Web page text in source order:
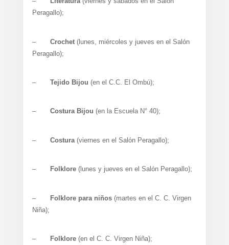
Peragallo);
– Crochet(lunes, miércoles y jueves en el Salón
Peragallo);
– Tejido Bijou (en el C.C. El Ombú);
– Costura Bijou (en la Escuela N° 40);
– Costura(viernes en el Salón Peragallo);
– Folklore(lunes y jueves en el Salón Peragallo);
– Folklore para niños(martes en el C. C. Virgen
Niña);
– Folklore(en el C. C. Virgen Niña);